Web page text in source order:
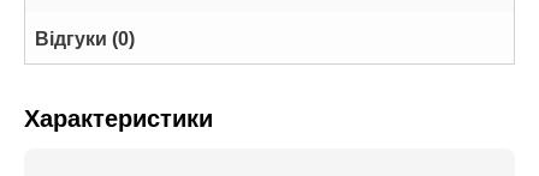
Відгуки (0)
Характеристики